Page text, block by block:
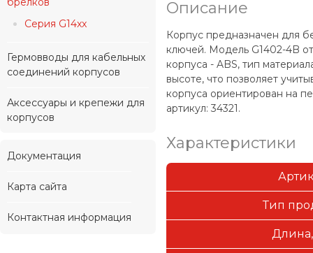
Серия G14xx
Гермовводы для кабельных
соединений корпусов
Аксессуары и крепежи для
корпусов
Документация
Карта сайта
Контактная информация
Описание
Корпус предназначен для
ключей. Модель G1402-4B
корпуса - ABS, тип
высоте, что позволяет
корпуса ориентирован на
артикул: 34321.
Характеристики
Тип